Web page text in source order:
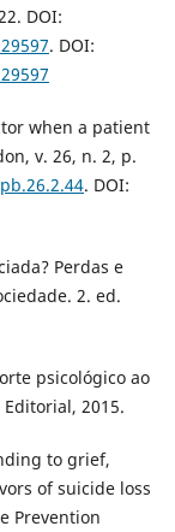
DOI:
. DOI:
when a patient
v. 26, n. 2, p.
. DOI:
Perdas e
2. ed.
psicológico ao
2015.
to grief,
of suicide loss
Prevention